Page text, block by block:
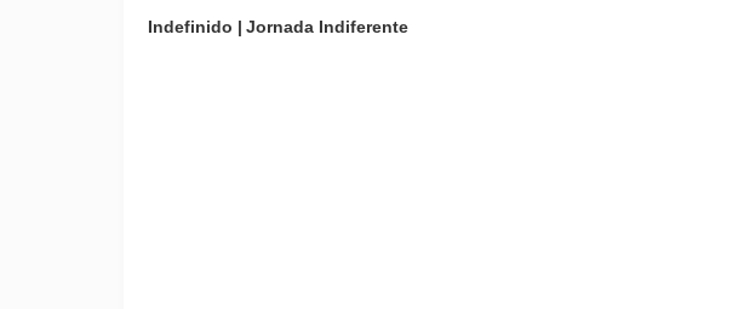
Indefinido
Jornada Indiferente